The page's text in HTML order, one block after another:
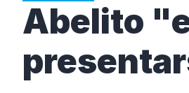
Abelito